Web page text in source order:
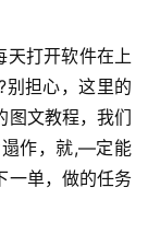
天打开软件在上
别担心，这里的
图文教程，我们
遢作，就,—定能
一单，做的任务